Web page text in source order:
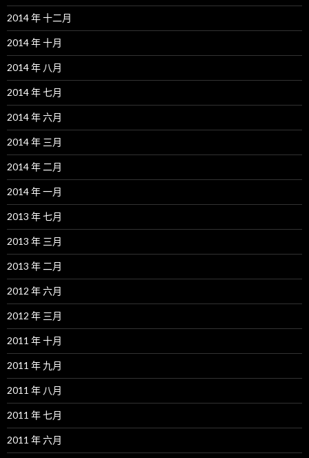
2014 年 十二月
2014 年 十月
2014 年 八月
2014 年 七月
2014 年 六月
2014 年 三月
2014 年 二月
2014 年 一月
2013 年 七月
2013 年 三月
2013 年 二月
2012 年 六月
2012 年 三月
2011 年 十月
2011 年 九月
2011 年 八月
2011 年 七月
2011 年 六月